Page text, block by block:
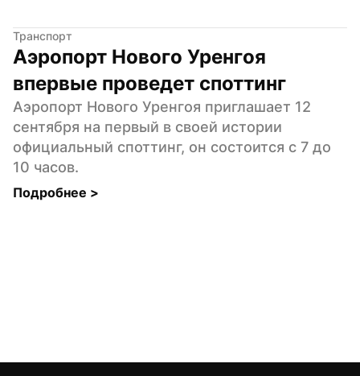
Транспорт
Аэропорт Нового Уренгоя
впервые проведет споттинг
Аэропорт Нового Уренгоя приглашает 12
сентября на первый в своей истории
официальный споттинг, он состоится с 7 до
10 часов.
Подробнее >